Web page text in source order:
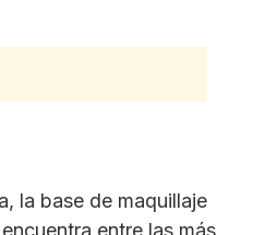
la base de maquillaje
entre las más